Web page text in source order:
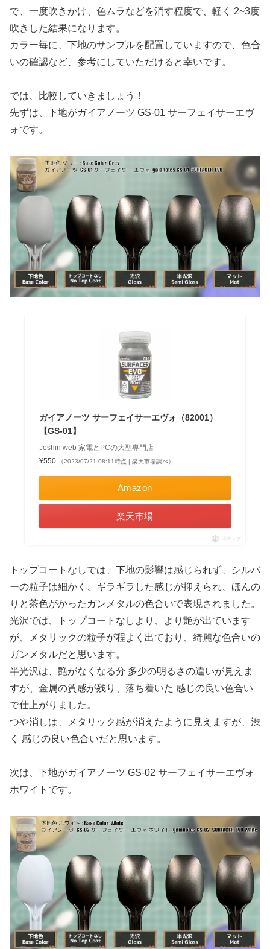
で、一度吹きかけ、色ムラなどを消す程度で、軽く 2~3度
吹きした結果になります。
カラー毎に、下地のサンプルを配置していますので、色合
いの確認など、参考にしていただけると幸いです。
では、比較していきましょう！
先ずは、下地がガイアノーツ GS-01 サーフェイサーエヴ
ォです。
ガイアノーツ サーフェイサーエヴォ（82001）
【GS-01】
Joshin web 家電とPCの大型専門店
¥550
（2023/07/21 08:11時点 | 楽天市場調べ）
Amazon
楽天市場
ポチップ
トップコートなしでは、下地の影響は感じられず、シルバ
ーの粒子は細かく、ギラギラした感じが抑えられ、ほんの
りと茶色がかったガンメタルの色合いで表現されました。
光沢では、トップコートなしより、より艶が出ています
が、メタリックの粒子が程よく出ており、綺麗な色合いの
ガンメタルだと思います。
半光沢は、艶がなくなる分 多少の明るさの違いが見えま
すが、金属の質感が残り、落ち着いた 感じの良い色合い
で仕上がりました。
つや消しは、メタリック感が消えたように見えますが、渋
く 感じの良い色合いだと思います。
次は、下地がガイアノーツ GS-02 サーフェイサーエヴォ
ホワイトです。